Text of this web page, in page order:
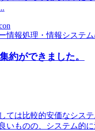
情報処理・情報システム
約ができました。
ては比較的安価なシス
いものの、システム的